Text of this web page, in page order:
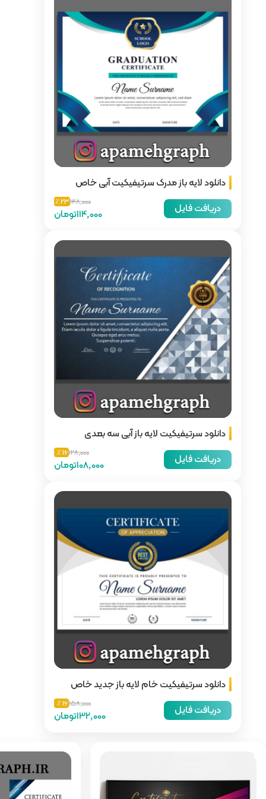
آبی خاص
148,00023 ٪
114,000تومان
آبی سه بعدی
128,00016 ٪
108,000تومان
باز جدید خاص
158,00016 ٪
132,000تومان